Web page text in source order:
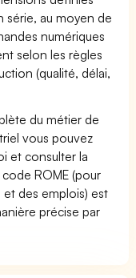
série, au moyen de
numériques
selon les règles
(qualité, délai,
du métier de
vous pouvez
et consulter la
code ROME (pour
des emplois) est
précise par